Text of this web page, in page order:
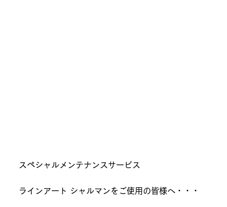
​​スペシャルメンテナンスサービス
ラインアート シャルマンをご使用の皆様へ・・・